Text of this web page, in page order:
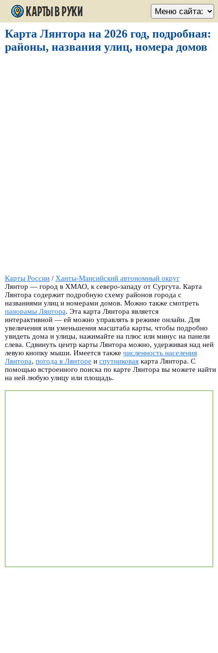
Карта Лянтора на 2026 год, подробная:
районы, названия улиц, номера домов
Карты России / Ханты-Мансийский автономный округ
Лянтор — город в ХМАО, к северо-западу от Сургута. Карта
Лянтора содержит подробную схему районов города с
названиями улиц и номерами домов. Можно также смотреть
панорамы Лянтора. Эта карта Лянтора является
интерактивной — ей можно управлять в режиме онлайн. Для
увеличения или уменьшения масштаба карты, чтобы подробно
увидеть дома и улицы, нажимайте на плюс или минус на панели
слева. Сдвинуть центр карты Лянтора можно, удерживая над ней
левую кнопку мыши. Имеется также численность населения
Лянтора, погода в Лянторе и спутниковая карта Лянтора. С
помощью встроенного поиска по карте Лянтора вы можете найти
на ней любую улицу или площадь.